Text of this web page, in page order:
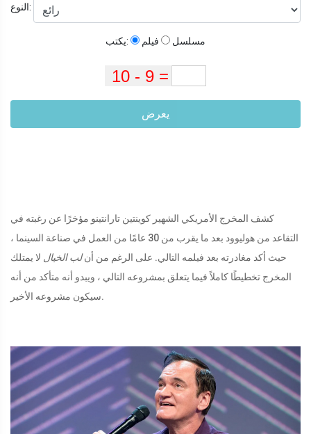
النوع:
يكتب: فيلم مسلسل
يعرض
كشف المخرج الأمريكي الشهير كوينتين تارانتينو مؤخرًا عن رغبته في
التقاعد من هوليوود بعد ما يقرب من 30 عامًا من العمل في صناعة السينما ،
حيث أكد مغادرته بعد فيلمه التالي. على الرغم من أنلب الخيال لا يمتلك
المخرج تخطيطًا كاملاً فيما يتعلق بمشروعه التالي ، ويبدو أنه متأكد من أنه
سيكون مشروعه الأخير.